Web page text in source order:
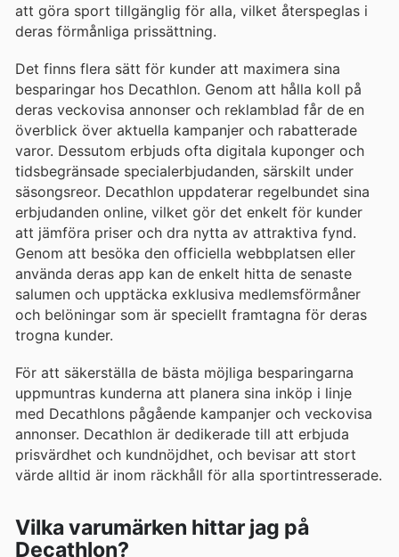
att göra sport tillgänglig för alla, vilket återspeglas i
deras förmånliga prissättning.
Det finns flera sätt för kunder att maximera sina
besparingar hos Decathlon. Genom att hålla koll på
deras veckovisa annonser och reklamblad får de en
överblick över aktuella kampanjer och rabatterade
varor. Dessutom erbjuds ofta digitala kuponger och
tidsbegränsade specialerbjudanden, särskilt under
säsongsreor. Decathlon uppdaterar regelbundet sina
erbjudanden online, vilket gör det enkelt för kunder
att jämföra priser och dra nytta av attraktiva fynd.
Genom att besöka den officiella webbplatsen eller
använda deras app kan de enkelt hitta de senaste
salumen och upptäcka exklusiva medlemsförmåner
och belöningar som är speciellt framtagna för deras
trogna kunder.
För att säkerställa de bästa möjliga besparingarna
uppmuntras kunderna att planera sina inköp i linje
med Decathlons pågående kampanjer och veckovisa
annonser. Decathlon är dedikerade till att erbjuda
prisvärdhet och kundnöjdhet, och bevisar att stort
värde alltid är inom räckhåll för alla sportintresserade.
Vilka varumärken hittar jag på
Decathlon?